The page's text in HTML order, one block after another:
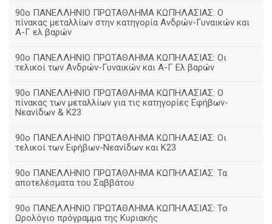
90ο ΠΑΝΕΛΛΗΝΙΟ ΠΡΩΤΑΘΛΗΜΑ ΚΩΠΗΛΑΣΙΑΣ: Ο
πίνακας μεταλλίων στην κατηγορία Ανδρών-Γυναικών και
Α-Γ ελ βαρών
90ο ΠΑΝΕΛΛΗΝΙΟ ΠΡΩΤΑΘΛΗΜΑ ΚΩΠΗΛΑΣΙΑΣ: Οι
τελικοί των Ανδρών-Γυναικών και Α-Γ Ελ βαρών
90ο ΠΑΝΕΛΛΗΝΙΟ ΠΡΩΤΑΘΛΗΜΑ ΚΩΠΗΛΑΣΙΑΣ: Ο
πίνακας των μεταλλίων για τις κατηγορίες Εφήβων-
Νεανίδων & Κ23
90ο ΠΑΝΕΛΛΗΝΙΟ ΠΡΩΤΑΘΛΗΜΑ ΚΩΠΗΛΑΣΙΑΣ: Οι
τελικοί των Εφήβων-Νεανίδων και Κ23
90o ΠΑΝΕΛΛΗΝΙΟ ΠΡΩΤΑΘΛΗΜΑ ΚΩΠΗΛΑΣΙΑΣ: Τα
αποτελέσματα του Σαββάτου
90ο ΠΑΝΕΛΛΗΝΙΟ ΠΡΩΤΑΘΛΗΜΑ ΚΩΠΗΛΑΣΙΑΣ: Το
Ωρολόγιο πρόγραμμα της Κυριακής